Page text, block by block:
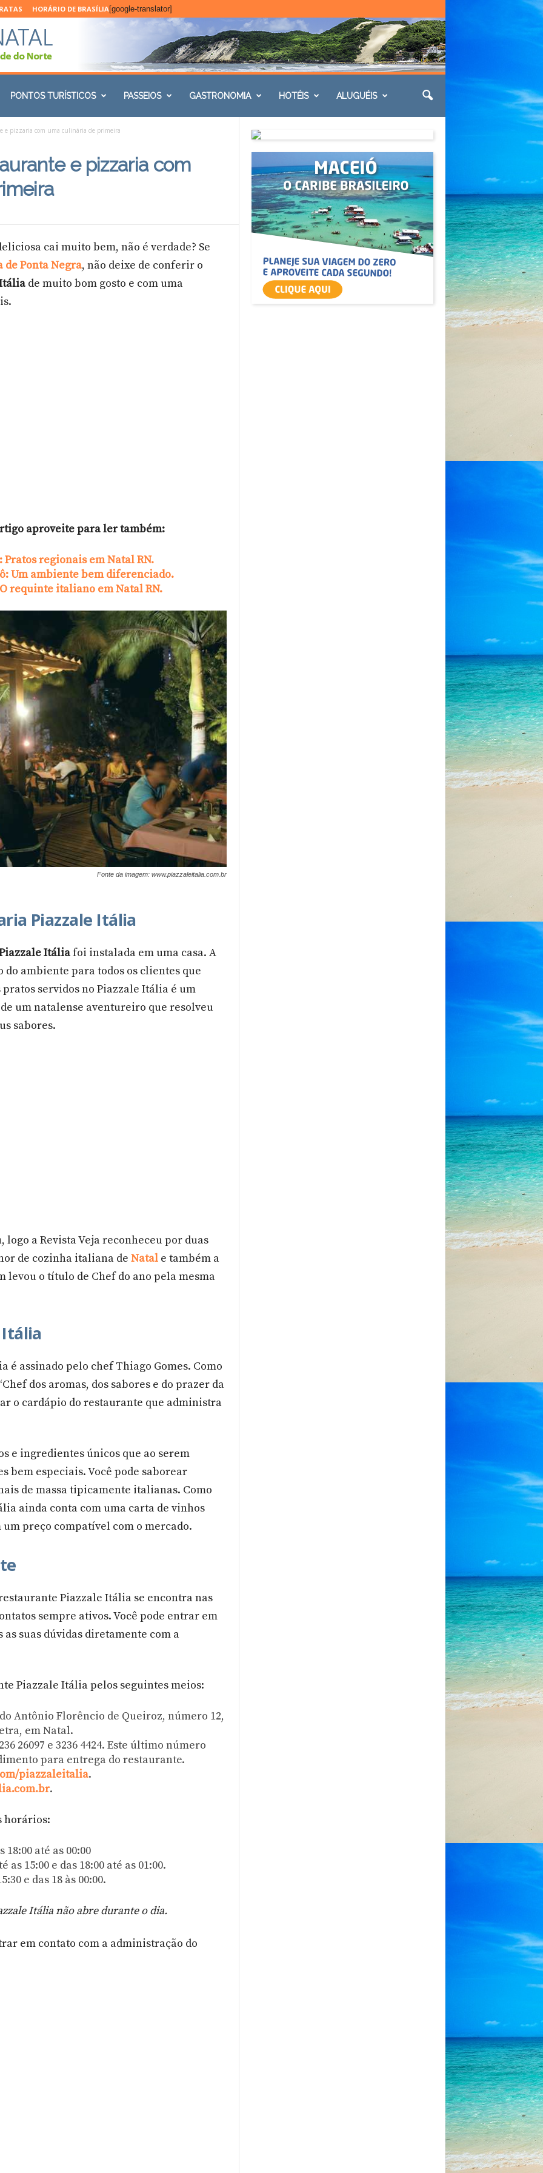
HORÁRIO DE BRASÍLIA[google-translator]
PONTOS TURÍSTICOS PASSEIOS GASTRONOMIA HOTÉIS ALUGUÉIS
e pizzaria com uma culinária de primeira
e pizzaria com
cai muito bem, não é verdade? Se
de Ponta Negra, não deixe de conferir o
de muito bom gosto e com uma
aproveite para ler também:
Pratos regionais em Natal RN.
Um ambiente bem diferenciado.
requinte italiano em Natal RN.
Fonte da imagem: www.piazzaleitalia.com.br
Piazzale Itália
Itáliafoi instalada em uma casa. A
ambiente para todos os clientes que
servidos no Piazzale Itália é um
um natalense aventureiro que resolveu
sabores.
a Revista Veja reconheceu por duas
de cozinha italiana de Natale também a
levou o título de Chef do ano pela mesma
Itália
é assinado pelo chef Thiago Gomes. Como
dos aromas, dos sabores e do prazer da
o cardápio do restaurante que administra
e ingredientes únicos que ao serem
bem especiais. Você pode saborear
de massa tipicamente italianas. Como
ainda conta com uma carta de vinhos
um preço compatível com o mercado.
Piazzale Itália se encontra nas
sempre ativos. Você pode entrar em
suas dúvidas diretamente com a
Piazzale Itália pelos seguintes meios:
Antônio Florêncio de Queiroz, número 12,
em Natal.
26097 e 3236 4424. Este último número
para entrega do restaurante.
piazzaleitalia.
.
horários:
até as 00:00
as 15:00 e das 18:00 até as 01:00.
e das 18 às 00:00.
Itália não abre durante o dia.
em contato com a administração do